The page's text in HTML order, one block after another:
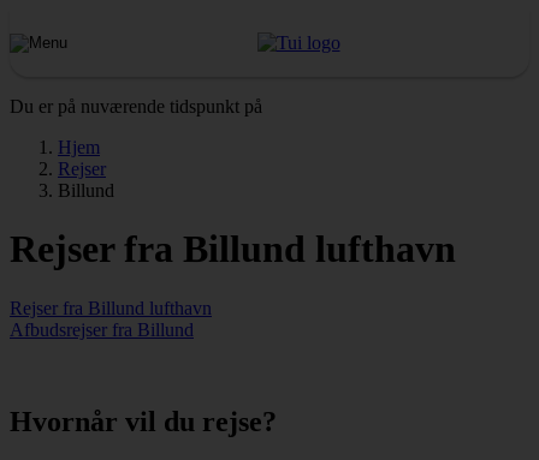
Du er på nuværende tidspunkt på
Hjem
Rejser
Billund
Rejser fra Billund lufthavn
Rejser fra Billund lufthavn
Afbudsrejser fra Billund
Hvornår vil du rejse?